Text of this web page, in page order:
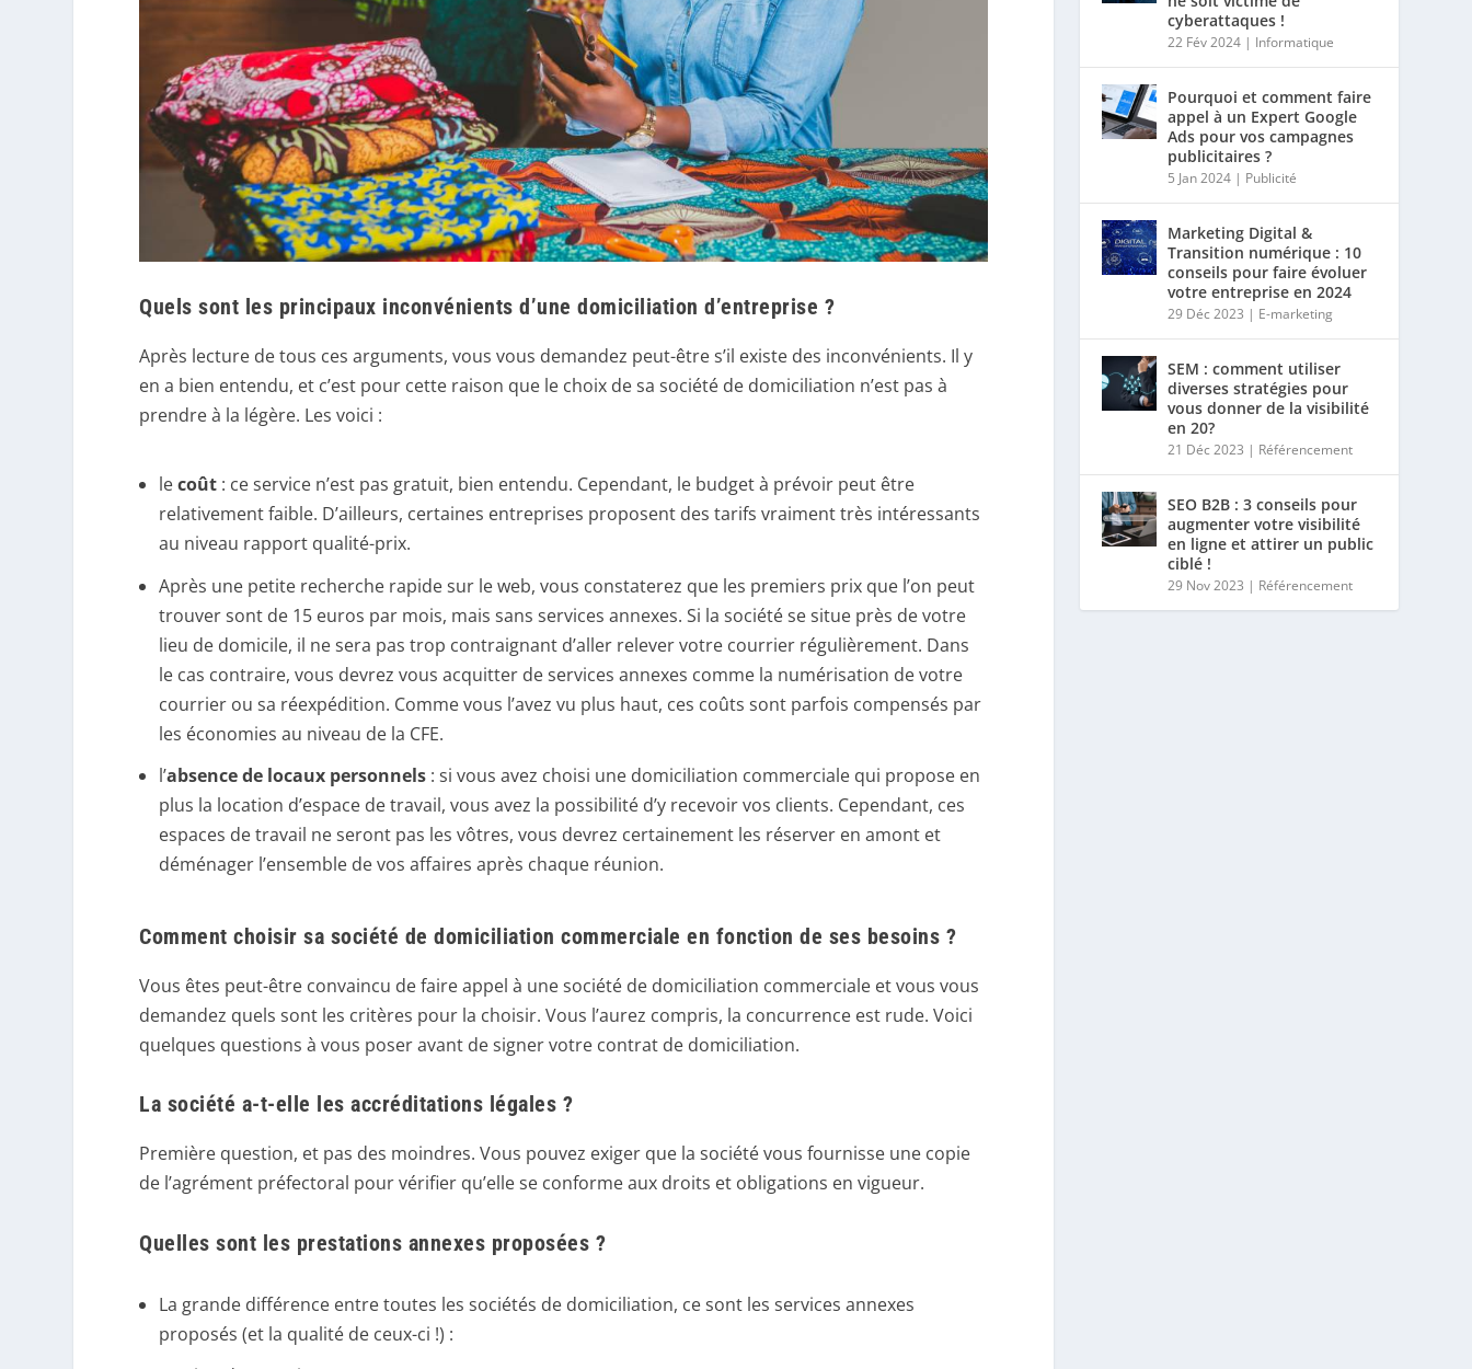
Quels sont les principaux inconvénients d’une domiciliation d’entreprise ?
Après lecture de tous ces arguments, vous vous demandez peut-être s’il existe des inconvénients. Il y
en a bien entendu, et c’est pour cette raison que le choix de sa société de domiciliation n’est pas à
prendre à la légère. Les voici :
lecoût : ce service n’est pas gratuit, bien entendu. Cependant, le budget à prévoir peut être
relativement faible. D’ailleurs, certaines entreprises proposent des tarifs vraiment très intéressants
au niveau rapport qualité-prix.
Après une petite recherche rapide sur le web, vous constaterez que les premiers prix que l’on peut
trouver sont de 15 euros par mois, mais sans services annexes. Si la société se situe près de votre
lieu de domicile, il ne sera pas trop contraignant d’aller relever votre courrier régulièrement. Dans
le cas contraire, vous devrez vous acquitter de services annexes comme la numérisation de votre
courrier ou sa réexpédition. Comme vous l’avez vu plus haut, ces coûts sont parfois compensés par
les économies au niveau de la CFE.
l’absence de locaux personnels : si vous avez choisi une domiciliation commerciale qui propose en
plus la location d’espace de travail, vous avez la possibilité d’y recevoir vos clients. Cependant, ces
espaces de travail ne seront pas les vôtres, vous devrez certainement les réserver en amont et
déménager l’ensemble de vos affaires après chaque réunion.
Comment choisir sa société de domiciliation commerciale en fonction de ses besoins ?
Vous êtes peut-être convaincu de faire appel à une société de domiciliation commerciale et vous vous
demandez quels sont les critères pour la choisir. Vous l’aurez compris, la concurrence est rude. Voici
quelques questions à vous poser avant de signer votre contrat de domiciliation.
La société a-t-elle les accréditations légales ?
Première question, et pas des moindres. Vous pouvez exiger que la société vous fournisse une copie
de l’agrément préfectoral pour vérifier qu’elle se conforme aux droits et obligations en vigueur.
Quelles sont les prestations annexes proposées ?
La grande différence entre toutes les sociétés de domiciliation, ce sont les services annexes
proposés (et la qualité de ceux-ci !) :
cyberattaques !
22 Fév 2024 | Informatique
Pourquoi et comment faire
appel à un Expert Google
Ads pour vos campagnes
publicitaires ?
5 Jan 2024 | Publicité
Marketing Digital &
Transition numérique : 10
conseils pour faire évoluer
votre entreprise en 2024
29 Déc 2023 | E-marketing
SEM : comment utiliser
diverses stratégies pour
vous donner de la visibilité
en 20?
21 Déc 2023 | Référencement
SEO B2B : 3 conseils pour
augmenter votre visibilité
en ligne et attirer un public
ciblé !
29 Nov 2023 | Référencement